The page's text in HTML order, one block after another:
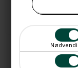
Kundeservice